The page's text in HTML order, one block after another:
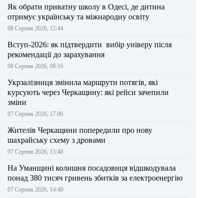
Як обрати приватну школу в Одесі, де дитина
отримує українську та міжнародну освіту
08 Серпня 2026, 12:44
Вступ-2026: як підтвердити вибір універу після
рекомендації до зарахування
08 Серпня 2026, 08:16
Укрзалізниця змінила маршрути потягів, які
курсують через Черкащину: які рейси зачепили
зміни
07 Серпня 2026, 17:06
Жителів Черкащини попередили про нову
шахрайську схему з дровами
07 Серпня 2026, 15:48
На Уманщині колишня посадовиця відшкодувала
понад 380 тисяч гривень збитків за електроенергію
07 Серпня 2026, 14:49